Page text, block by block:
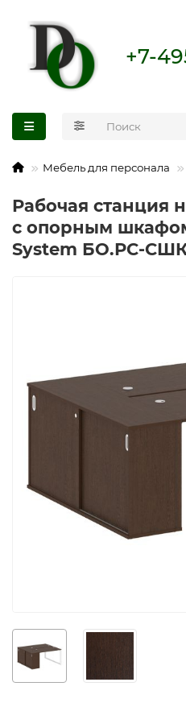
+7-
Мебель для персонала
Рабочая станция
с опорным
System БО.РС-